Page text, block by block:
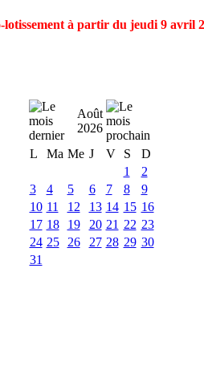
à partir du jeudi 9 avril
Août
2026
L
Ma Me J V S
D
1
2
3
4 5 6 7 8
9
10 11 12 13 14 15 16
17 18 19 20 21 22 23
24 25 26 27 28 29 30
31